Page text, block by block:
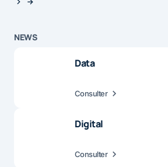
NEWS
Data
Consulter
Digital
Consulter